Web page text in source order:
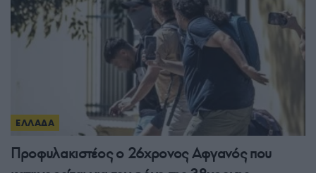
ΕΛΛΑΔΑ
Προφυλακιστέος ο 26χρονος Αφγανός που